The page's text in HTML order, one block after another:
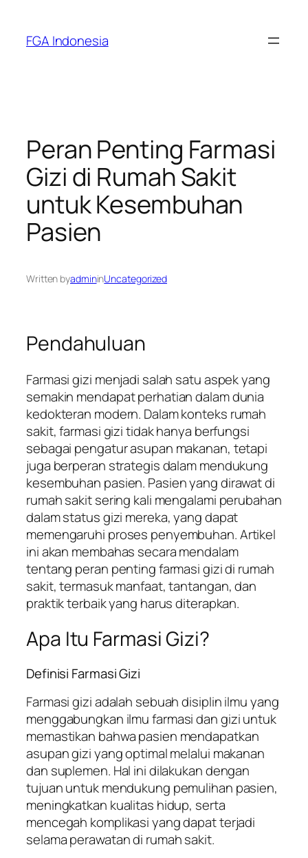
content
FGA Indonesia
Peran Penting Farmasi
Gizi di Rumah Sakit
untuk Kesembuhan
Pasien
Written byadmininUncategorized
Pendahuluan
Farmasi gizi menjadi salah satu aspek yang
semakin mendapat perhatian dalam dunia
kedokteran modern. Dalam konteks rumah
sakit, farmasi gizi tidak hanya berfungsi
sebagai pengatur asupan makanan, tetapi
juga berperan strategis dalam mendukung
kesembuhan pasien. Pasien yang dirawat di
rumah sakit sering kali mengalami perubahan
dalam status gizi mereka, yang dapat
memengaruhi proses penyembuhan. Artikel
ini akan membahas secara mendalam
tentang peran penting farmasi gizi di rumah
sakit, termasuk manfaat, tantangan, dan
praktik terbaik yang harus diterapkan.
Apa Itu Farmasi Gizi?
Definisi Farmasi Gizi
Farmasi gizi adalah sebuah disiplin ilmu yang
menggabungkan ilmu farmasi dan gizi untuk
memastikan bahwa pasien mendapatkan
asupan gizi yang optimal melalui makanan
dan suplemen. Hal ini dilakukan dengan
tujuan untuk mendukung pemulihan pasien,
meningkatkan kualitas hidup, serta
mencegah komplikasi yang dapat terjadi
selama perawatan di rumah sakit.